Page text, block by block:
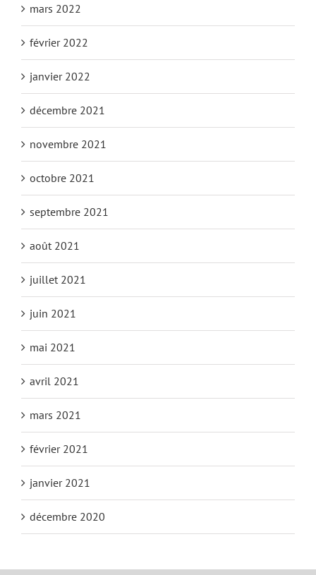
mars 2022
février 2022
janvier 2022
décembre 2021
novembre 2021
octobre 2021
septembre 2021
août 2021
juillet 2021
juin 2021
mai 2021
avril 2021
mars 2021
février 2021
janvier 2021
décembre 2020